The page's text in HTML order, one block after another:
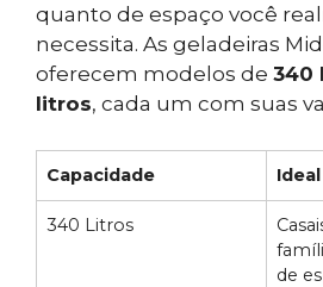
quanto de espaço você
necessita. As geladeiras
oferecem modelos de 340
litros, cada um com suas
Capacidade
340 Litros
de